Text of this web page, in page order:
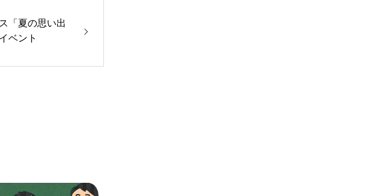
「夏の思い出
ベント